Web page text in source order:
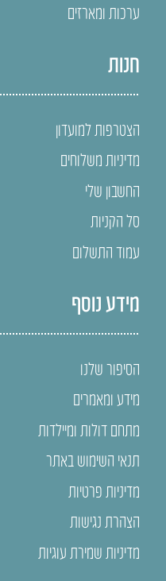
ערכות ומארזים
חנות
הצטרפות למועדון
מדיניות משלוחים
החשבון שלי
סל הקניות
עמוד התשלום
מידע נוסף
הסיפור שלנו
מידע ומאמרים
מתחם דולות ומיילדות
תנאי השימוש באתר
מדיניות פרטיות
הצהרת נגישות
מדיניות שמירת עוגיות